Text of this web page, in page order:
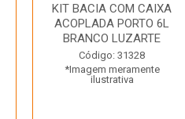
KIT BACIA COM CAIXA
ACOPLADA PORTO 6L
BRANCO LUZARTE
Código: 31328
*Imagem meramente
ilustrativa